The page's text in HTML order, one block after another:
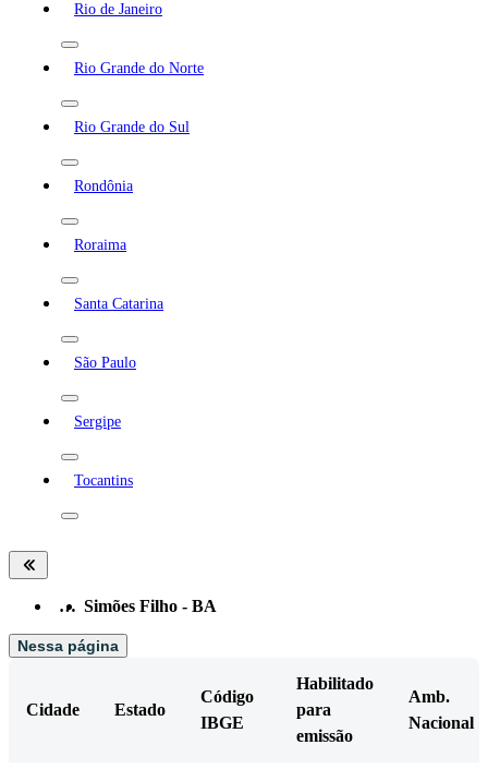
Rio de Janeiro
Rio Grande do Norte
Rio Grande do Sul
Rondônia
Roraima
Santa Catarina
São Paulo
Sergipe
Tocantins
… Simões Filho - BA
Nessa página
Cidade Estado
Código
IBGE
Habilitado
para
emissão
Amb.
Nacional